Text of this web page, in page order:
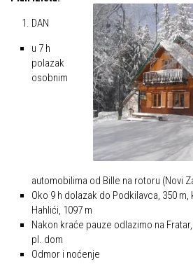
Obiteljska
Plan izleta Obiteljske sekcije za 2026.
Izleti
Izvješća s izleta Obiteljske sekcije
Pruži mi ruku – OSI
Izvješća s izleta OSI
Visokogorci
Novosti SVP
Povijest SVP
Alpinistička škola
Speleološka škola HPD Željezničar
Obilaznice
Špiljama Lijepe Naše
Hrvatske planinarske kuće
50 vrhova za 50 godina društva
Od vrha do vrha
4 godišnja doba na Oštrcu
Beži Jankec
Pohodi
DAN
u 7 h
polazak
osobnim
automobilima od Bille na rotoru (Novi
Oko 9 h dolazak do Podkilavca, 350
Hahlići, 1097 m
Nakon kraće pauze odlazimo na
pl. dom
Odmor i noćenje